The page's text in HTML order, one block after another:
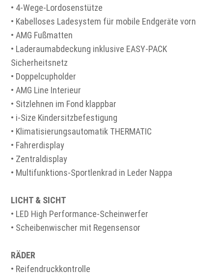
• 4-Wege-Lordosenstütze
• Kabelloses Ladesystem für mobile Endgeräte vorn
• AMG Fußmatten
• Laderaumabdeckung inklusive EASY-PACK
Sicherheitsnetz
• Doppelcupholder
• AMG Line Interieur
• Sitzlehnen im Fond klappbar
• i-Size Kindersitzbefestigung
• Klimatisierungsautomatik THERMATIC
• Fahrerdisplay
• Zentraldisplay
• Multifunktions-Sportlenkrad in Leder Nappa
LICHT & SICHT
• LED High Performance-Scheinwerfer
• Scheibenwischer mit Regensensor
RÄDER
• Reifendruckkontrolle